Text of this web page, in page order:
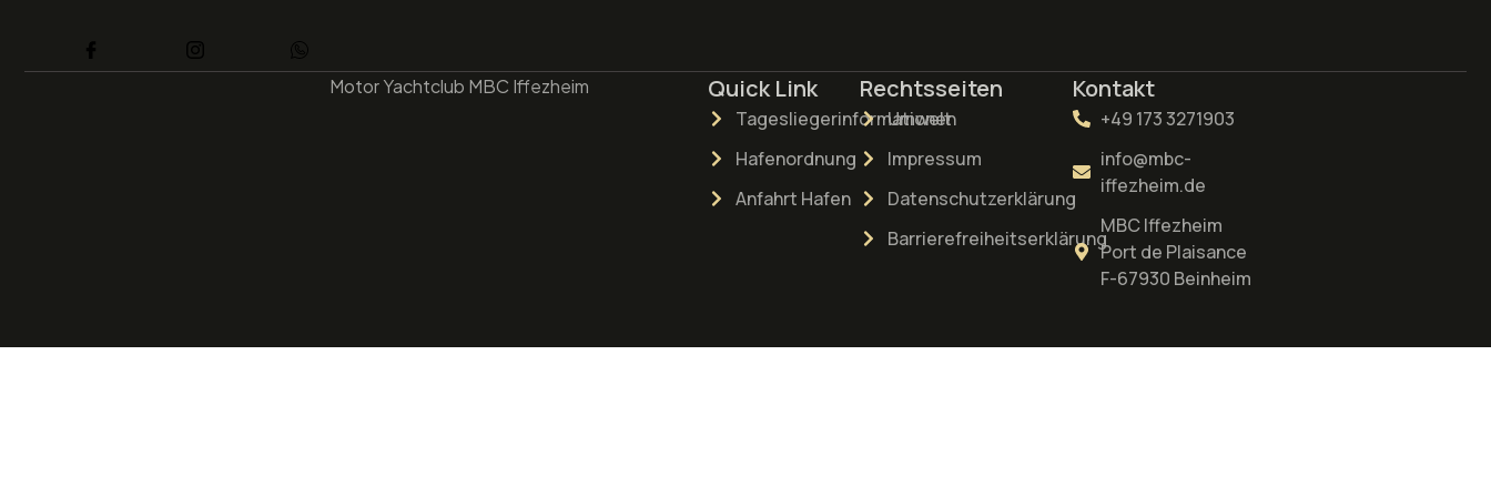
Motor Yachtclub MBC Iffezheim Quick Link
Tagesliegerinformationen
Hafenordnung
Anfahrt Hafen
Rechtsseiten
Umwelt
Impressum
Datenschutzerklärung
Barrierefreiheitserklärung
Kontakt
+49 173 3271903
info@mbc-
iffezheim.de
MBC Iffezheim
Port de Plaisance
F-67930 Beinheim